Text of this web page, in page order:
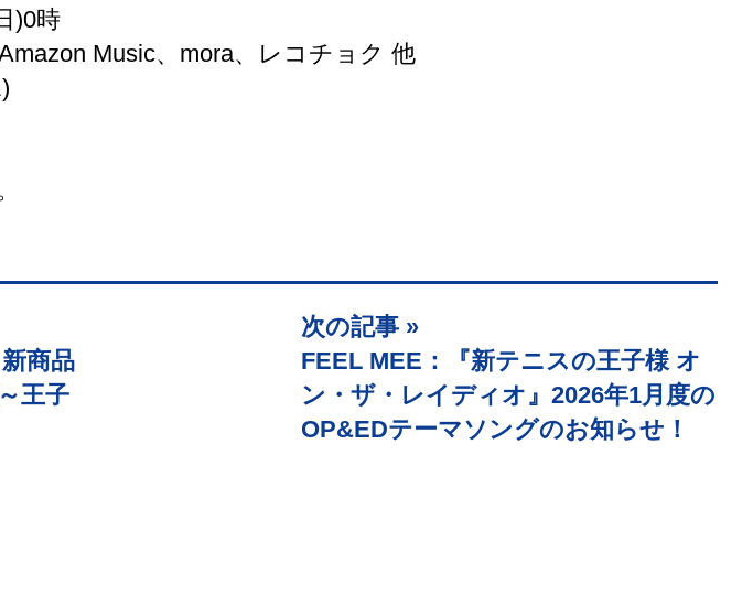
)0時
Music、mora、レコチョク 他
商品
王子
次の記事 »
FEEL MEE：『新テニスの王子様 オ
ン・ザ・レイディオ』2026年1月度の
OP&EDテーマソングのお知らせ！